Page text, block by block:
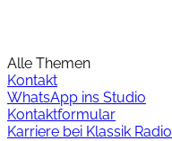
Alle Themen
Kontakt
WhatsApp ins Studio
Kontaktformular
Karriere bei Klassik Radio